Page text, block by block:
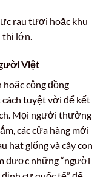
rau tươi hoặc khu
thị lớn.
Việt
hoặc cộng đồng
tuyệt vời để kết
Mọi người thường
các cửa hàng mới
hạt giống và cây con
được những “người